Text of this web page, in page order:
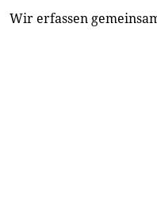
Wir erfassen